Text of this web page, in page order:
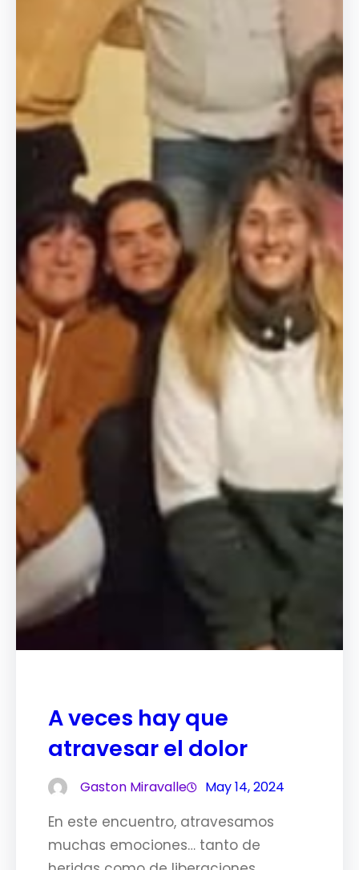
A veces hay que
atravesar el dolor
Gaston Miravalle May 14, 2024
En este encuentro, atravesamos
muchas emociones… tanto de